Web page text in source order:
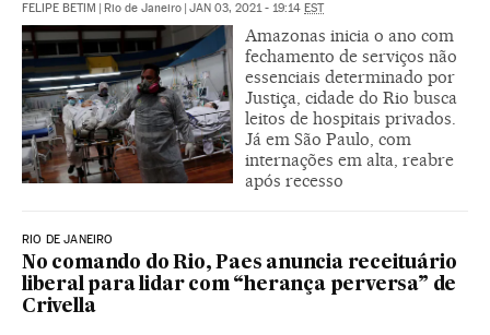
FELIPE BETIM Rio de Janeiro JAN 03, 2021 - 19:14 EST
Amazonas inicia o ano com
fechamento de serviços não
essenciais determinado por
Justiça, cidade do Rio busca
leitos de hospitais privados.
Já em São Paulo, com
internações em alta, reabre
após recesso
RIO DE JANEIRO
No comando do Rio, Paes anuncia receituário
liberal para lidar com “herança perversa” de
Crivella